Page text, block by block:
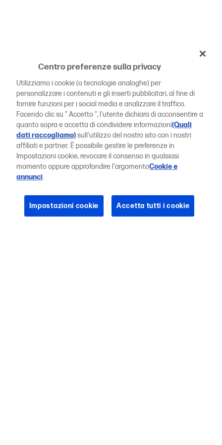
Centro preferenze sulla privacy
Utilizziamo i cookie (o tecnologie analoghe) per
personalizzare i contenuti e gli inserti pubblicitari, al fine di
fornire funzioni per i social media e analizzare il traffico.
Facendo clic su " Accetto ", l'utente dichiara di acconsentire a
quanto sopra e accetta di condividere informazioni(Quali
dati raccogliamo)sull'utilizzo del nostro sito con i nostri
affiliati e partner. È possibile gestire le preferenze in
Impostazioni cookie, revocare il consenso in qualsiasi
momento oppure approfondire l'argomentoCookie e
annunci.
Impostazioni cookie Accetta tutti i cookie